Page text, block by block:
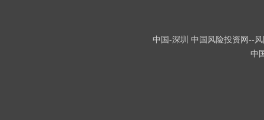
中国-深圳 中国风险投资网--
中